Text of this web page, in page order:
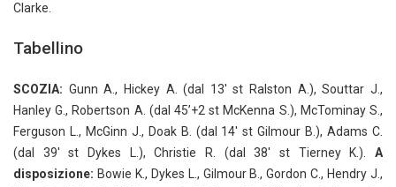
Clarke.
Tabellino
SCOZIA: Gunn A., Hickey A. (dal 13′ st Ralston A.), Souttar J.,
Hanley G., Robertson A. (dal 45’+2 st McKenna S.), McTominay S.,
Ferguson L., McGinn J., Doak B. (dal 14′ st Gilmour B.), Adams C.
(dal 39′ st Dykes L.), Christie R. (dal 38′ st Tierney K.). A
disposizione: Bowie K., Dykes L., Gilmour B., Gordon C., Hendry J.,